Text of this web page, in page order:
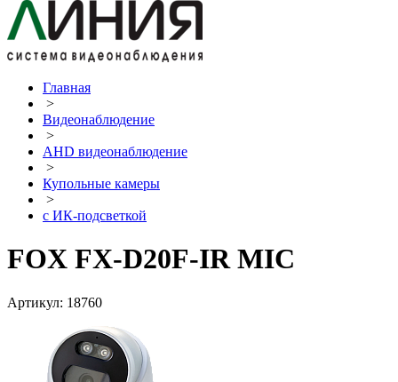
Главная
>
Видеонаблюдение
>
AHD видеонаблюдение
>
Купольные камеры
>
с ИК-подсветкой
FOX FX-D20F-IR MIC
Артикул: 18760